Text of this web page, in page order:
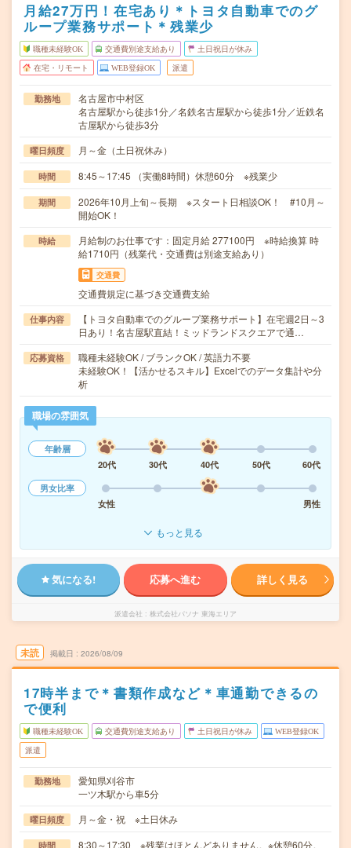
月給27万円！在宅あり＊トヨタ自動車でのグ
ループ業務サポート＊残業少
職種未経験OK 交通費別途支給あり 土日祝日が休み
在宅・リモート WEB登録OK 派遣
勤務地
名古屋市中村区
名古屋駅から徒歩1分／名鉄名古屋駅から徒歩1分／近鉄名
古屋駅から徒歩3分
曜日頻度 月～金（土日祝休み）
時間 8:45～17:45 （実働8時間）休憩60分 ※残業少
期間
2026年10月上旬～長期 ※スタート日相談OK！ #10月～
開始OK！
時給
月給制のお仕事です：固定月給 277100円 ※時給換算 時
給1710円（残業代・交通費は別途支給あり）
交通費
交通費規定に基づき交通費支給
仕事内容
【トヨタ自動車でのグループ業務サポート】在宅週2日～3
日あり！名古屋駅直結！ミッドランドスクエアで通…
応募資格
職種未経験OK / ブランクOK / 英語力不要
未経験OK！【活かせるスキル】Excelでのデータ集計や分
析
職場の雰囲気
年齢層
20代
30代 40代 50代
60代
男女比率
女性
男性
もっと見る
気になる! 応募へ進む 詳しく見る
派遣会社 株式会社パソナ 東海エリア
未読 掲載日 2026/08/09
17時半まで＊書類作成など＊車通勤できるの
で便利
職種未経験OK 交通費別途支給あり 土日祝日が休み WEB登録OK
派遣
勤務地
愛知県刈谷市
一ツ木駅から車5分
曜日頻度 月～金・祝 ※土日休み
時間 8:30～17:30 ※残業はほとんどありません。※休憩60分。